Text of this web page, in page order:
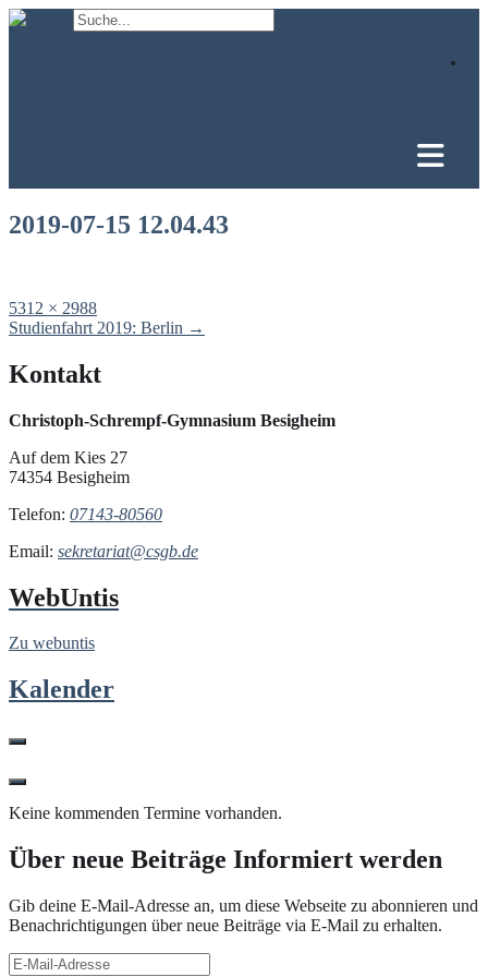
Skip
2019-07-15 12.04.43
Full
size
5312 × 2988
Post
Studienfahrt 2019: Berlin →
Kontakt
Christoph-Schrempf-Gymnasium Besigheim
Auf dem Kies 27
74354 Besigheim
Telefon: 07143-80560
Email: sekretariat@csgb.de
WebUntis
Zu webuntis
Kalender
Keine kommenden Termine vorhanden.
Über neue Beiträge Informiert werden
Gib deine E-Mail-Adresse an, um diese Webseite zu abonnieren und
Benachrichtigungen über neue Beiträge via E-Mail zu erhalten.
E-